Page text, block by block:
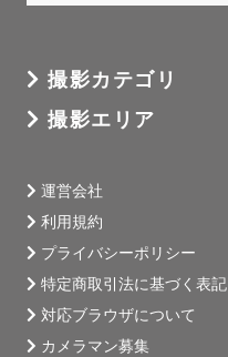
撮影カテゴリ
撮影エリア
運営会社
利用規約
プライバシーポリシー
特定商取引法に基づく表記
対応ブラウザについて
カメラマン募集